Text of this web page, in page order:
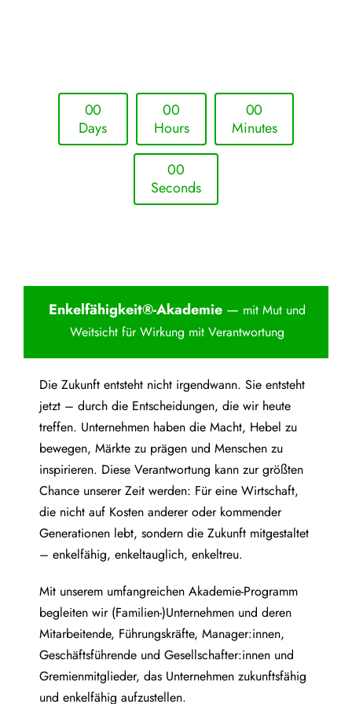
00
Days
00
Hours
00
Minutes
00
Seconds
Enkelfähigkeit®-Akademie— mit Mut und
Weitsicht für Wirkung mit Verantwortung
Die Zukunft entsteht nicht irgendwann. Sie entsteht
jetzt – durch die Entscheidungen, die wir heute
treffen. Unternehmen haben die Macht, Hebel zu
bewegen, Märkte zu prägen und Menschen zu
inspirieren. Diese Verantwortung kann zur größten
Chance unserer Zeit werden: Für eine Wirtschaft,
die nicht auf Kosten anderer oder kommender
Generationen lebt, sondern die Zukunft mitgestaltet
– enkelfähig, enkeltauglich, enkeltreu.
Mit unserem umfangreichen Akademie-Programm
begleiten wir (Familien-)Unternehmen und deren
Mitarbeitende, Führungskräfte, Manager:innen,
Geschäftsführende und Gesellschafter:innen und
Gremienmitglieder, das Unternehmen zukunftsfähig
und enkelfähig aufzustellen.